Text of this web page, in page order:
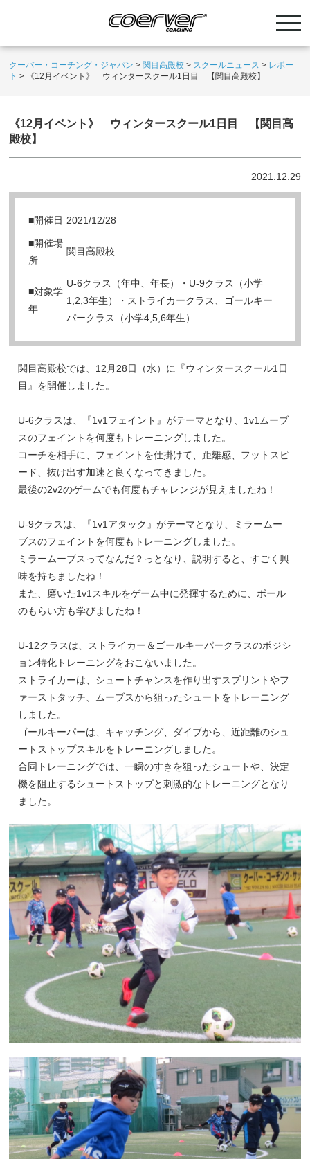
クーバー・コーチング・ジャパン > 関目高殿校 > スクールニュース > レポー
ト > 《12月イベント》 ウィンタースクール1日目 【関目高殿校】
《12月イベント》 ウィンタースクール1日目 【関目高
殿校】
2021.12.29
■開催日 2021/12/28
■開催場
所
関目高殿校
■対象学
年
U-6クラス（年中、年長）・U-9クラス（小学
1,2,3年生）・ストライカークラス、ゴールキー
パークラス（小学4,5,6年生）
関目高殿校では、12月28日（水）に『ウィンタースクール1日
目』を開催しました。
U-6クラスは、『1v1フェイント』がテーマとなり、1v1ムーブ
スのフェイントを何度もトレーニングしました。
コーチを相手に、フェイントを仕掛けて、距離感、フットスピ
ード、抜け出す加速と良くなってきました。
最後の2v2のゲームでも何度もチャレンジが見えましたね！
U-9クラスは、『1v1アタック』がテーマとなり、ミラームー
ブスのフェイントを何度もトレーニングしました。
ミラームーブスってなんだ？っとなり、説明すると、すごく興
味を持ちましたね！
また、磨いた1v1スキルをゲーム中に発揮するために、ボール
のもらい方も学びましたね！
U-12クラスは、ストライカー＆ゴールキーパークラスのポジシ
ョン特化トレーニングをおこないました。
ストライカーは、シュートチャンスを作り出すスプリントやフ
ァーストタッチ、ムーブスから狙ったシュートをトレーニング
しました。
ゴールキーパーは、キャッチング、ダイブから、近距離のシュ
ートストップスキルをトレーニングしました。
合同トレーニングでは、一瞬のすきを狙ったシュートや、決定
機を阻止するシュートストップと刺激的なトレーニングとなり
ました。